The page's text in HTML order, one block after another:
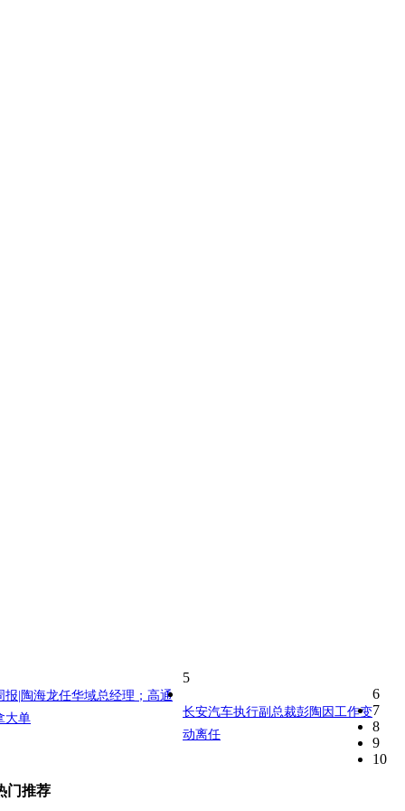
5
报|陶海龙任华域总经理；高通
大单
6
长安汽车执行副总裁彭陶因工作变
动离任
7
8
9
10
门推荐